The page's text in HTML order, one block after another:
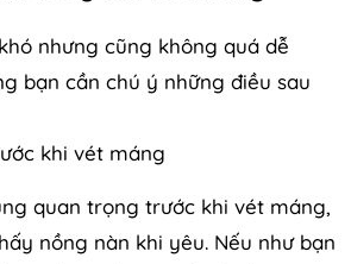
nhưng cũng không quá dễ
bạn cần chú ý những điều sau
khi vét máng
quan trọng trước khi vét máng,
nồng nàn khi yêu. Nếu như bạn